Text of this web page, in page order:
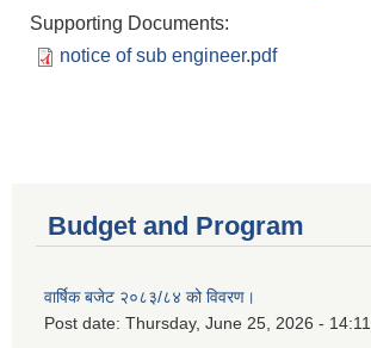
Supporting Documents:
notice of sub engineer.pdf
Budget and Program
वार्षिक बजेट २०८३/८४ को विवरण।
Post date: Thursday, June 25, 2026 - 14:11